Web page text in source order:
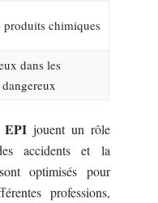
chimiques
dans les
EPIjouent un rôle
accidents et la
optimisés pour
professions,